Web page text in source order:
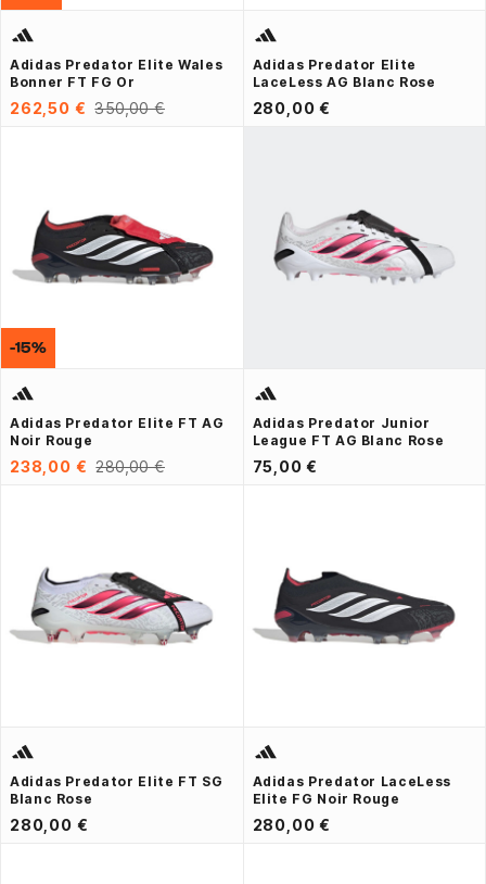
Adidas Predator Elite Wales
Bonner FT FG Or
262,50 € 350,00 €
Adidas Predator Elite
LaceLess AG Blanc Rose
280,00 €
Adidas Predator Elite FT AG
Noir Rouge
238,00 € 280,00 €
-15%
Adidas Predator Junior
League FT AG Blanc Rose
75,00 €
Adidas Predator Elite FT SG
Blanc Rose
280,00 €
Adidas Predator LaceLess
Elite FG Noir Rouge
280,00 €